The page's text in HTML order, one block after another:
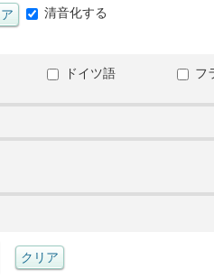
清音化する
ドイツ語 フ